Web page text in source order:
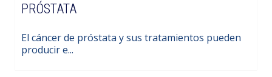
PRÓSTATA
El cáncer de próstata y sus tratamientos pueden
producir e...